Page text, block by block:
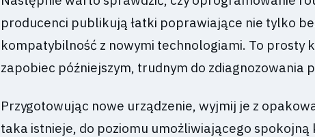
producenci publikują łatki poprawiające nie tylko
kompatybilność z nowymi technologiami. To prosty
zapobiec późniejszym, trudnym do zdiagnozowania
Przygotowując nowe urządzenie, wyjmij je z
taka istnieje, do poziomu umożliwiającego spokojną